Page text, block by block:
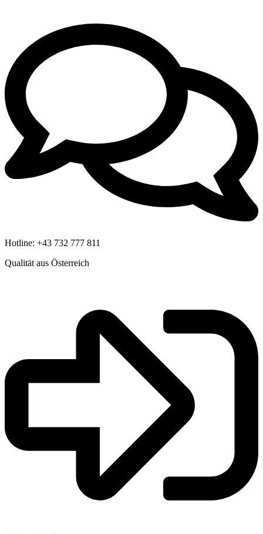
Hotline: +43 732 777 811
Qualität aus Österreich